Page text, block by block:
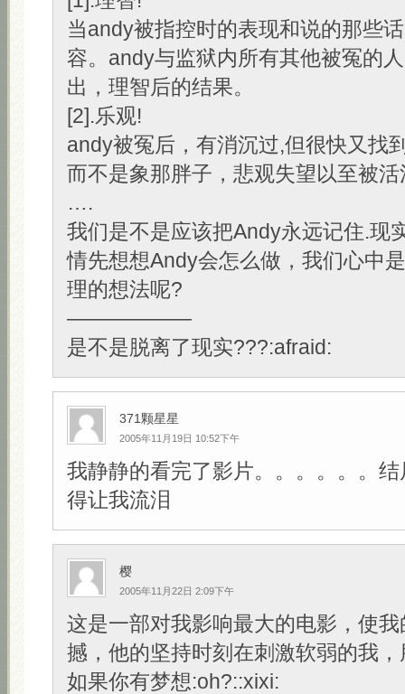
当andy被指控时的表现和说的那些
容。andy与监狱内所有其他被冤的
出，理智后的结果。
[2].乐观!
andy被冤后，有消沉过,但很快又找
而不是象那胖子，悲观失望以至被活
….
我们是不是应该把Andy永远记住.现
情先想想Andy会怎么做，我们心中
理的想法呢?
——————
是不是脱离了现实???:afraid:
371颗星星
2005年11月19日 10:52下午
我静静的看完了影片。。。。。。
得让我流泪
樱
2005年11月22日 2:09下午
这是一部对我影响最大的电影，使
撼，他的坚持时刻在刺激软弱的我
如果你有梦想:oh?::xixi: